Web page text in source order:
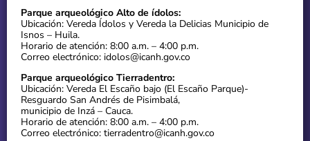
Parque arqueológico Alto de ídolos:
Ubicación: Vereda Ídolos y Vereda la Delicias Municipio de
Isnos – Huila.
Horario de atención: 8:00 a.m. – 4:00 p.m.
Correo electrónico: idolos@icanh.gov.co
Parque arqueológico Tierradentro:
Ubicación: Vereda El Escaño bajo (El Escaño Parque)-
Resguardo San Andrés de Pisimbalá,
municipio de Inzá – Cauca.
Horario de atención: 8:00 a.m. – 4:00 p.m.
Correo electrónico: tierradentro@icanh.gov.co